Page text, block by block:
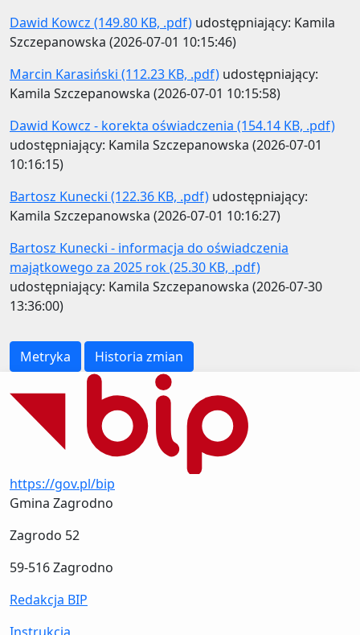
Dawid Kowcz (149.80 KB, .pdf) udostępniający: Kamila
Szczepanowska (2026-07-01 10:15:46)
Marcin Karasiński (112.23 KB, .pdf) udostępniający:
Kamila Szczepanowska (2026-07-01 10:15:58)
Dawid Kowcz - korekta oświadczenia (154.14 KB, .pdf)
udostępniający: Kamila Szczepanowska (2026-07-01
10:16:15)
Bartosz Kunecki (122.36 KB, .pdf) udostępniający:
Kamila Szczepanowska (2026-07-01 10:16:27)
Bartosz Kunecki - informacja do oświadczenia
majątkowego za 2025 rok (25.30 KB, .pdf)
udostępniający: Kamila Szczepanowska (2026-07-30
13:36:00)
Metryka Historia zmian
https://gov.pl/bip
Gmina Zagrodno
Zagrodo 52
59-516 Zagrodno
Redakcja BIP